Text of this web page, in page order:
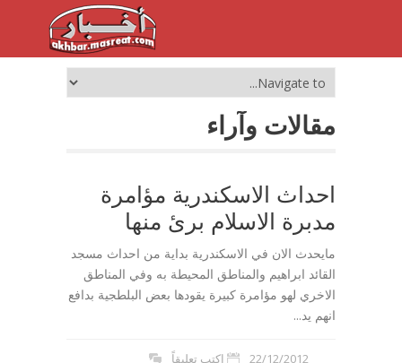
مقالات وآراء
احداث الاسكندرية مؤامرة
مدبرة الاسلام برئ منها
مايحدث الان في الاسكندرية بداية من احداث مسجد
القائد ابراهيم والمناطق المحيطة به وفي المناطق
الاخري لهو مؤامرة كبيرة يقودها بعض البلطجية بدافع
انهم يد...
22/12/2012 اكتب تعليقاً